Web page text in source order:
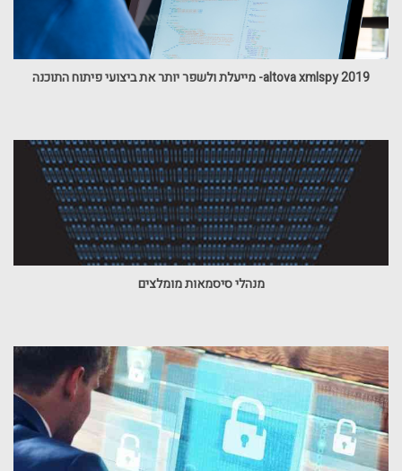
altova xmlspy 2019- מייעלת ולשפר יותר את ביצועי פיתוח התוכנה
מנהלי סיסמאות מומלצים